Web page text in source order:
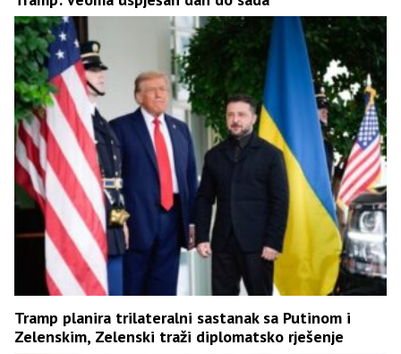
Tramp planira trilateralni sastanak sa Putinom i
Zelenskim, Zelenski traži diplomatsko rješenje